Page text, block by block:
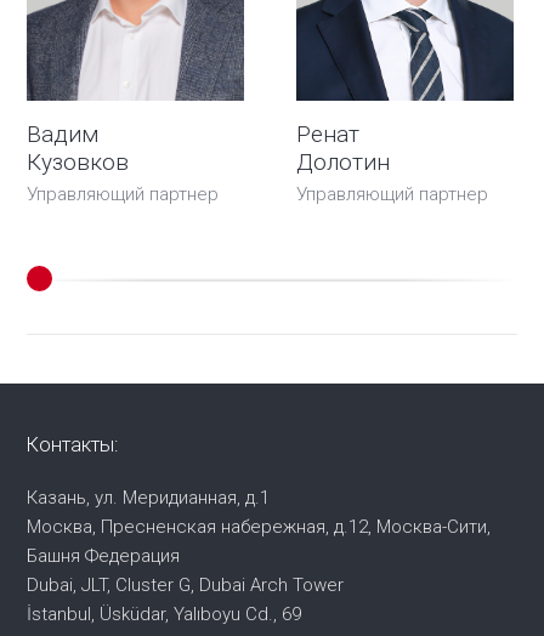
Вадим
Кузовков
Управляющий партнер
Ренат
Долотин
Управляющий партнер
Контакты:
Казань, ул. Меридианная, д.1
Москва, Пресненская набережная, д.12, Москва-Сити,
Башня Федерация
Dubai, JLT, Cluster G, Dubai Arch Tower
İstanbul, Üsküdar, Yalıboyu Cd., 69